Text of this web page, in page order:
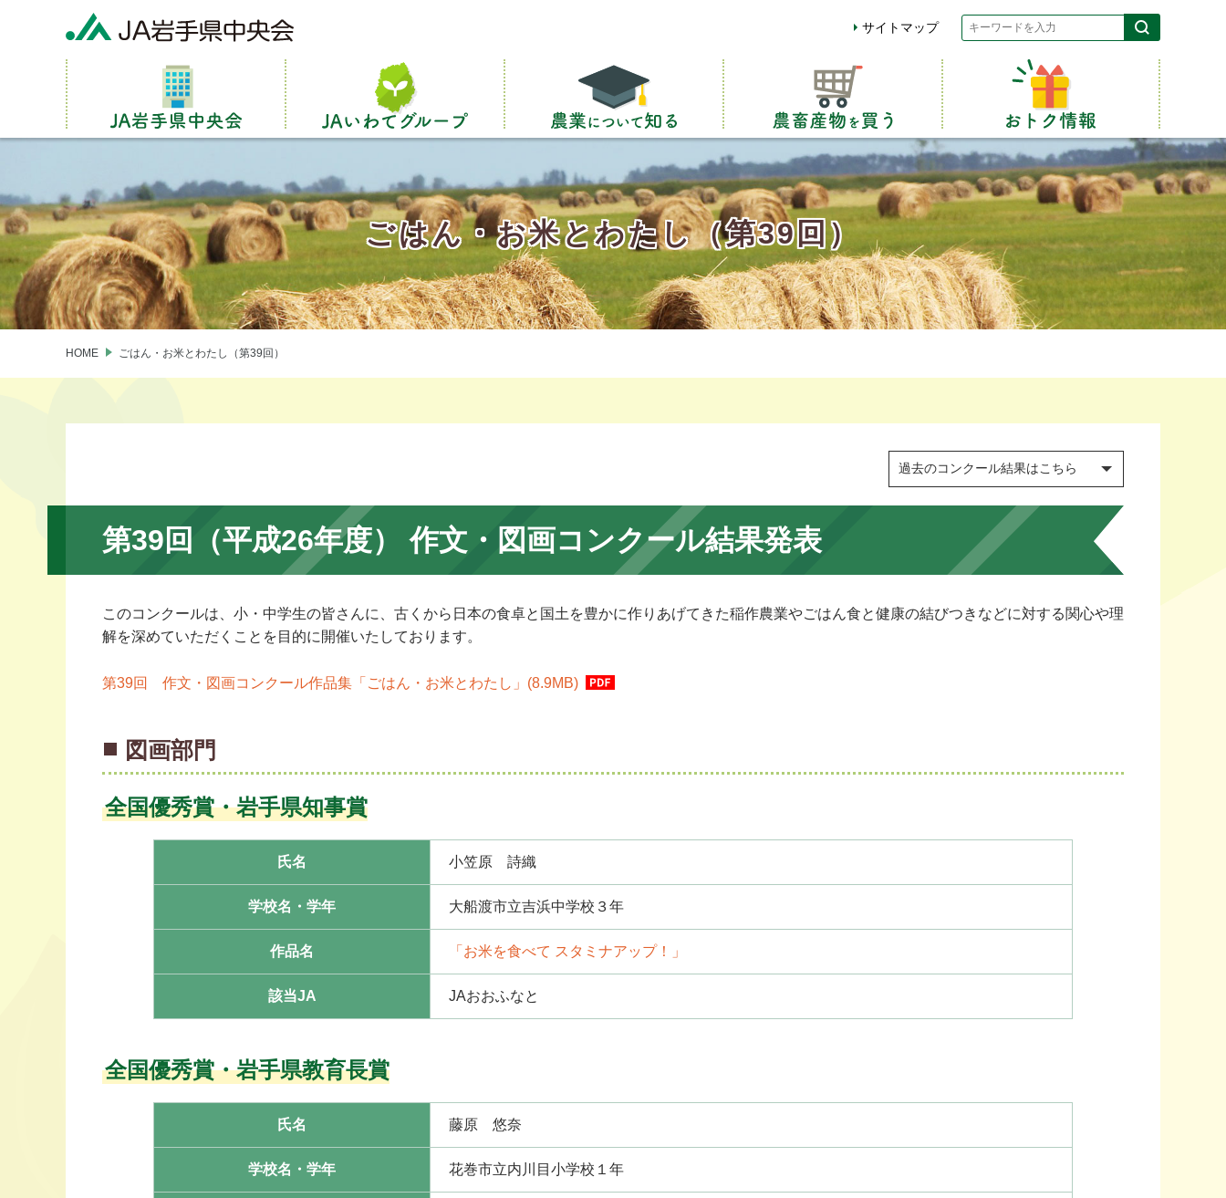
サイトマップ
ごはん・お米とわたし（第39回）
HOME ごはん・お米とわたし（第39回）
第39回（平成26年度） 作文・図画コンクール結果発表
このコンクールは、小・中学生の皆さんに、古くから日本の食卓と国土を豊かに作りあげてきた稲作農業やごはん食と健康の結びつきなどに対する関心や理
解を深めていただくことを目的に開催いたしております。
第39回 作文・図画コンクール作品集「ごはん・お米とわたし」(8.9MB)
図画部門
全国優秀賞・岩手県知事賞
氏名 小笠原 詩織
学校名・学年 大船渡市立吉浜中学校３年
作品名 「お米を食べて スタミナアップ！」
該当JA JAおおふなと
全国優秀賞・岩手県教育長賞
氏名 藤原 悠奈
学校名・学年 花巻市立内川目小学校１年